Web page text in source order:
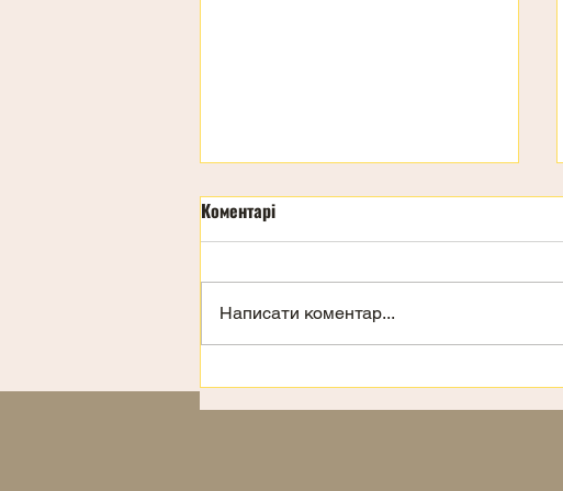
Коментарі
Написати коментар...